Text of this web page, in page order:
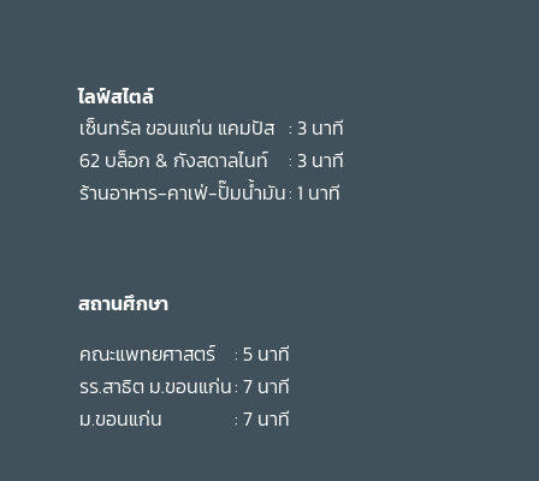
ไลฟ์สไตล์
เซ็นทรัล ขอนแก่น แคมปัส : 3 นาที
62 บล็อก & กังสดาลไนท์
: 3 นาที
ร้านอาหาร-คาเฟ่-ปั๊มน้ำมัน: 1 นาที
สถานศึกษา
คณะแพทยศาสตร์
: 5 นาที
รร.สาธิต ม.ขอนแก่น: 7 นาที
ม.ขอนแก่น
: 7 นาที